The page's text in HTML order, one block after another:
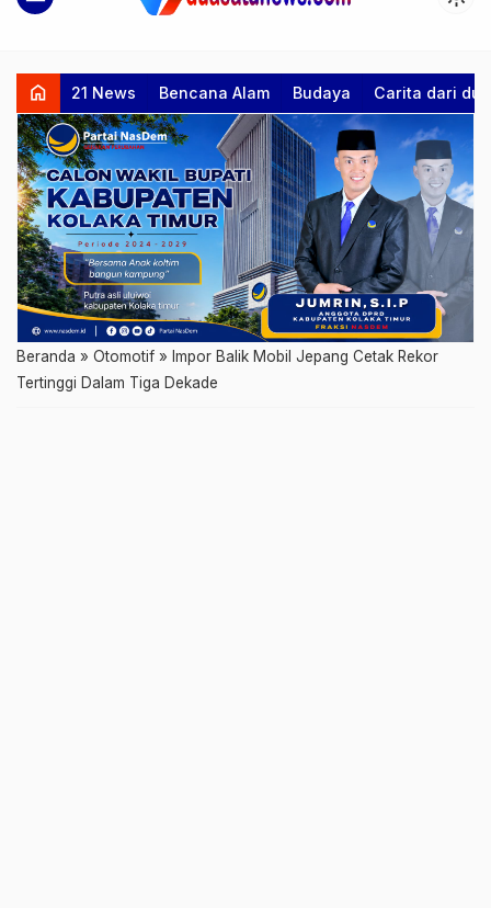
home 21 News Bencana Alam Budaya Carita dari
Beranda » Otomotif » Impor Balik Mobil Jepang Cetak Rekor
Tertinggi Dalam Tiga Dekade